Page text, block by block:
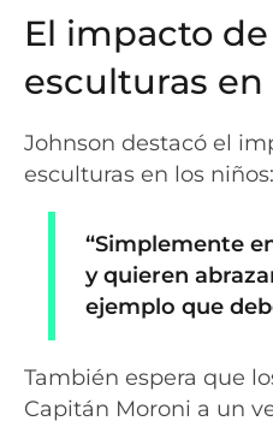
El impacto de
esculturas en
Johnson destacó el
esculturas en los niños:
“Simplemente
y quieren
ejemplo que
También espera que
Capitán Moroni a un